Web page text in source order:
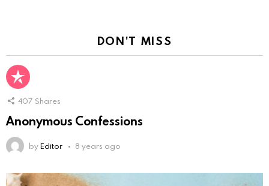
DON'T MISS
407 Shares
Anonymous Confessions
byEditor 8 years ago